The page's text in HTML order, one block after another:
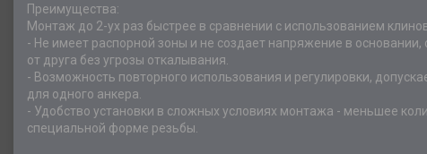
Преимущества:
Монтаж до 2-ух раз быстрее в сравнении с использованием
- Не имеет распорной зоны и не создает напряжение в
от друга без угрозы откалывания.
- Возможность повторного использования и регулировки,
для одного анкера.
- Удобство установки в сложных условиях монтажа - меньшее
специальной форме резьбы.